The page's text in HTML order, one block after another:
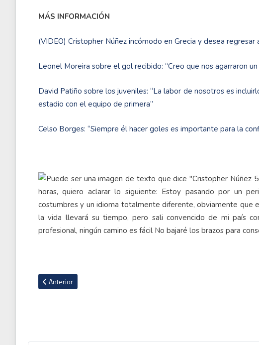
MÁS INFORMACIÓN
(VIDEO) Cristopher Núñez incómodo en Grecia y desea regresar
Leonel Moreira sobre el gol recibido: “Creo que nos agarraron
David Patiño sobre los juveniles: “La labor de nosotros es
estadio con el equipo de primera”
Celso Borges: “Siempre él hacer goles es importante para la
Artículo anterior: Navas no estuvo convocado en primer amistoso del PSG
Anterior